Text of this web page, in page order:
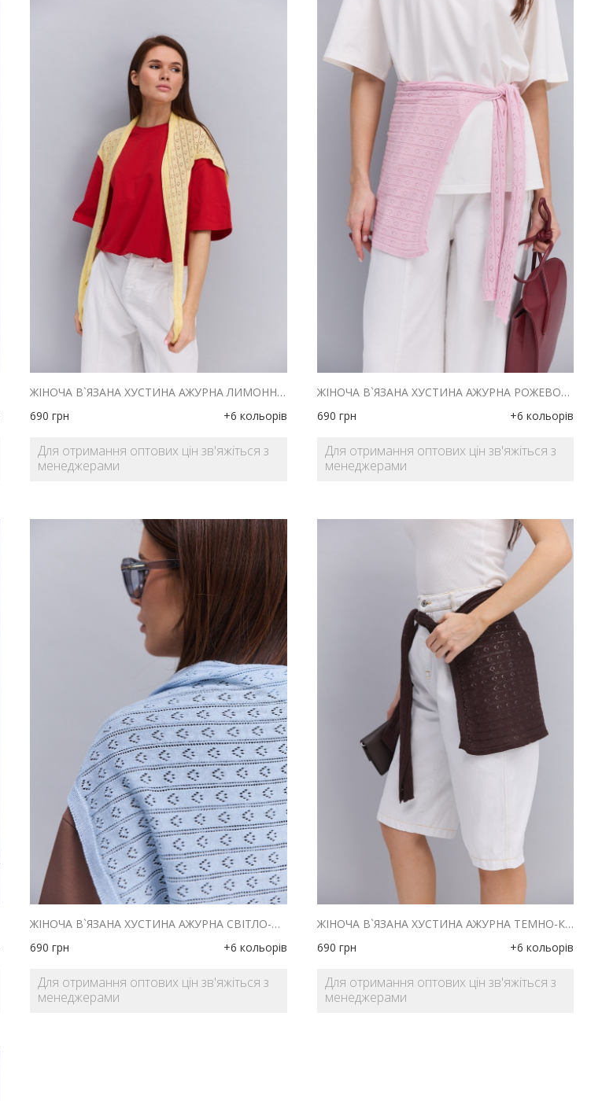
ЖІНОЧА В`ЯЗАНА ХУСТИНА АЖУРНА ЛИМОННОГО КОЛЬОРУ
690 грн +6 кольорів
Для отримання оптових цін зв'яжіться з
менеджерами
ЖІНОЧА В`ЯЗАНА ХУСТИНА АЖУРНА РОЖЕВОГО КОЛЬОРУ
690 грн +6 кольорів
Для отримання оптових цін зв'яжіться з
менеджерами
ЖІНОЧА В`ЯЗАНА ХУСТИНА АЖУРНА СВІТЛО-БЛАКИТНОГО КОЛЬОРУ
690 грн +6 кольорів
Для отримання оптових цін зв'яжіться з
менеджерами
ЖІНОЧА В`ЯЗАНА ХУСТИНА АЖУРНА ТЕМНО-КОРИЧНЕВОГО КОЛЬОРУ
690 грн +6 кольорів
Для отримання оптових цін зв'яжіться з
менеджерами